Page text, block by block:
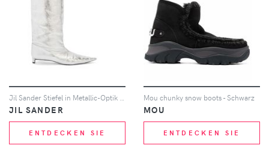
Jil Sander Stiefel in Metallic-Optik 30mm - Grau
JIL SANDER
ENTDECKEN SIE
Mou chunky snow boots - Schwarz
MOU
ENTDECKEN SIE